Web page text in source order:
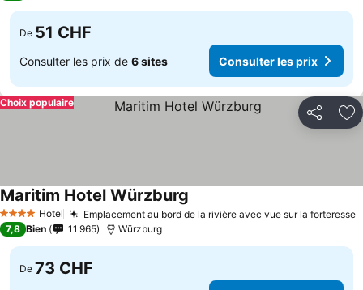
De 51 CHF
Consulter les prix de 6 sites Consulter les prix
Partager
Choix populaire
4 Étoiles Hotel Emplacement au bord de la rivière avec vue sur la forteresse
Maritim Hotel Würzburg
7,8 Bien 11 965 Würzburg
De 73 CHF